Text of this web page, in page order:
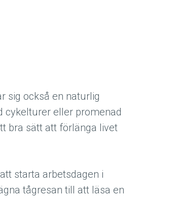
sig också en naturlig
cykelturer eller promenad
bra sätt att förlänga livet
starta arbetsdagen i
tågresan till att läsa en